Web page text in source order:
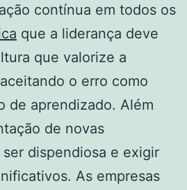
contínua em todos os
que a liderança deve
que valorize a
o erro como
de aprendizado. Além
de novas
dispendiosa e exigir
As empresas